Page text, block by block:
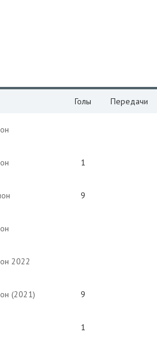
Голы Передачи
1
9
2022
(2021) 9
1